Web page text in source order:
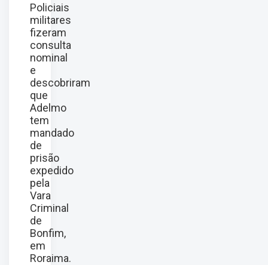
Policiais
militares
fizeram
consulta
nominal
e
descobriram
que
Adelmo
tem
mandado
de
prisão
expedido
pela
Vara
Criminal
de
Bonfim,
em
Roraima.